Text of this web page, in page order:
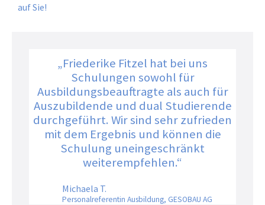
auf Sie!
„Friederike Fitzel hat bei uns
Schulungen sowohl für
Ausbildungsbeauftragte als auch für
Auszubildende und dual Studierende
durchgeführt. Wir sind sehr zufrieden
mit dem Ergebnis und können die
Schulung uneingeschränkt
weiterempfehlen.“
Michaela T.
Personalreferentin Ausbildung, GESOBAU AG